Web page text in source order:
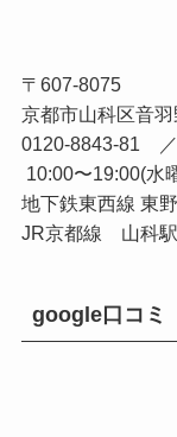
〒607-8075
京都市山科区音
0120-8843-81
10:00〜19:00(水
地下鉄東西線 東
JR京都線 山科
google口コミ